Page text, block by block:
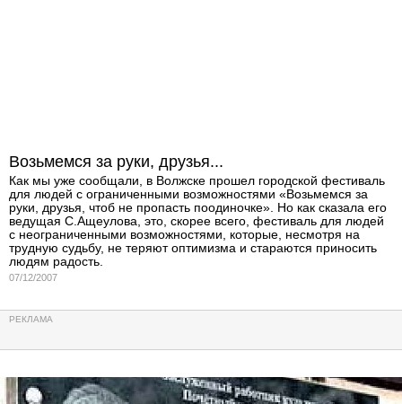
Возьмемся за руки, друзья...
Как мы уже сообщали, в Волжске прошел городской фестиваль
для людей с ограниченными возможностями «Возьмемся за
руки, друзья, чтоб не пропасть поодиночке». Но как сказала его
ведущая С.Ащеулова, это, скорее всего, фестиваль для людей
с неограниченными возможностями, которые, несмотря на
трудную судьбу, не теряют оптимизма и стараются приносить
людям радость.
07/12/2007